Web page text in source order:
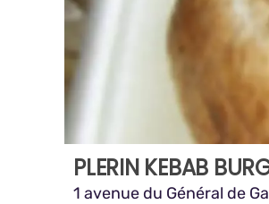
PLERIN KEBAB
1 avenue du Général de